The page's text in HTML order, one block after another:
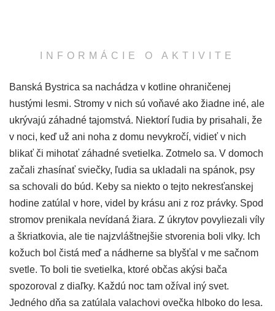
INFORMÁCIE O AKTIVITE
Banská Bystrica sa nachádza v kotline ohraničenej
hustými lesmi. Stromy v nich sú voňavé ako žiadne iné, ale
ukrývajú záhadné tajomstvá. Niektorí ľudia by prisahali, že
v noci, keď už ani noha z domu nevykročí, vidieť v nich
blikať či mihotať záhadné svetielka. Zotmelo sa. V domoch
začali zhasínať sviečky, ľudia sa ukladali na spánok, psy
sa schovali do búd. Keby sa niekto o tejto nekresťanskej
hodine zatúlal v hore, videl by krásu ani z roz právky. Spod
stromov prenikala nevídaná žiara. Z úkrytov povyliezali víly
a škriatkovia, ale tie najzvláštnejšie stvorenia boli vlky. Ich
kožuch bol čistá meď a nádherne sa blyšťal v me sačnom
svetle. To boli tie svetielka, ktoré občas akýsi bača
spozoroval z diaľky. Každú noc tam ožíval iný svet.
Jedného dňa sa zatúlala valachovi ovečka hlboko do lesa.